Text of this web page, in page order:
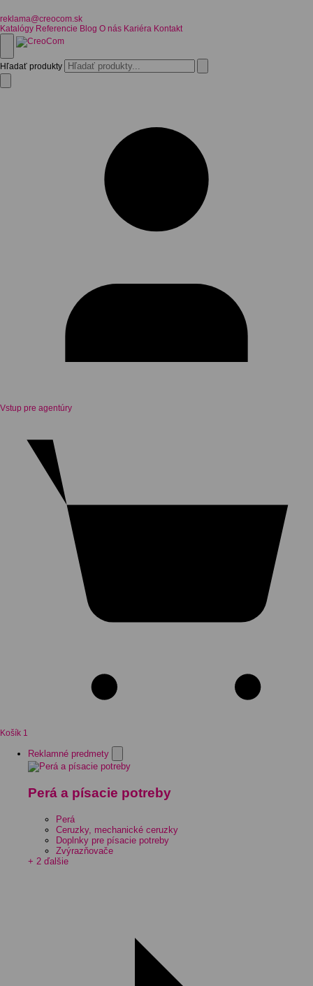
reklama@creocom.sk
Katalógy Referencie Blog O nás Kariéra Kontakt
Hľadať produkty
Vstup pre agentúry
Košík 1
Reklamné predmety
Perá a písacie potreby
Perá
Ceruzky, mechanické ceruzky
Doplnky pre písacie potreby
Zvýrazňovače
+ 2 ďalšie